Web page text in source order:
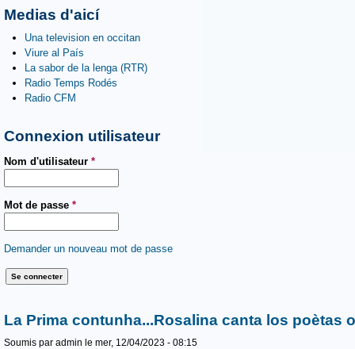
Medias d'aicí
Una television en occitan
Viure al País
La sabor de la lenga (RTR)
Radio Temps Rodés
Radio CFM
Connexion utilisateur
Nom d'utilisateur *
Mot de passe *
Demander un nouveau mot de passe
La Prima contunha...Rosalina canta los poètas
Soumis par admin le mer, 12/04/2023 - 08:15